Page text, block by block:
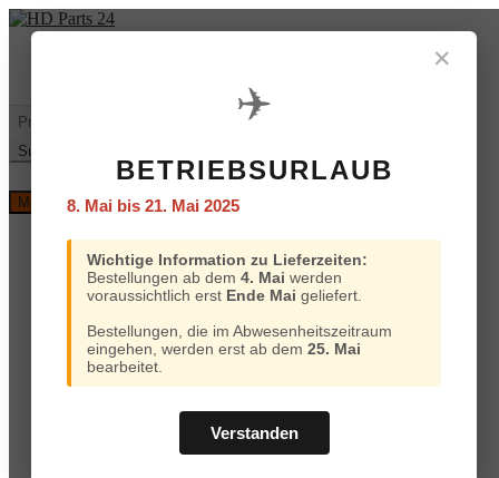
✕
✈️
BETRIEBSURLAUB
8. Mai bis 21. Mai 2025
Wichtige Information zu Lieferzeiten:
Bestellungen ab dem 4. Mai werden
voraussichtlich erst Ende Mai geliefert.
Bestellungen, die im Abwesenheitszeitraum
eingehen, werden erst ab dem 25. Mai
bearbeitet.
Verstanden
Zur
Navigation
Zum
Inhalt
Suchen
nach:
Suchen
und
Menü
Home
Custom Chrome
Motorcycle Storehouse
Parts Europe
Zodiac
ProBrake
Iron Optics
OEM Parts
Versand und Bezahlung